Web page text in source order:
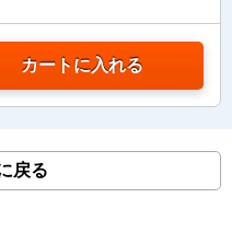
カートに入れる
戻る